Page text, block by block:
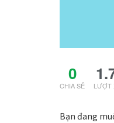
0
CHIA SẺ LƯỢT
Bạn đang